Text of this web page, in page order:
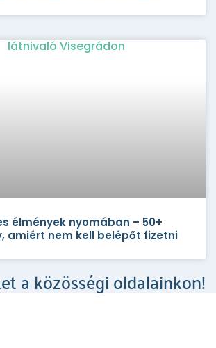
élmények nyomában – 50+
amiért nem kell belépőt fizetni
a közösségi oldalainkon!